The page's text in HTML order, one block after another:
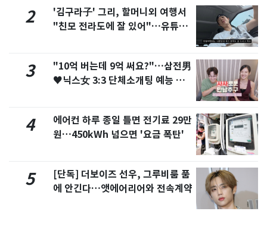
2
'김구라子' 그리, 할머니외 여행서
"친모 전라도에 잘 있어"…유튜브
3
"10억 버는데 9억 써요?"…삼전男
♥닉스女 3:3 단체소개팅 예능 화
4
에어컨 하루 종일 틀면 전기료 29만
원…450kWh 넘으면 '요금 폭탄'
5
[단독] 더보이즈 선우, 그루비룸 품
에 안긴다…앳에어리어와 전속계약